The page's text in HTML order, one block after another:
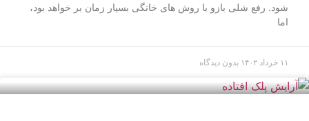
شود. رفع شلی بازو با روش های خانگی بسیار زمان بر خواهد بود،
اما
۱۱ خرداد ۱۴۰۲ بدون دیدگاه